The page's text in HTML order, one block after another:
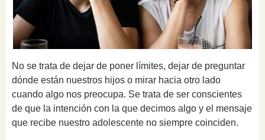
No se trata de dejar de poner límites, dejar de preguntar
dónde están nuestros hijos o mirar hacia otro lado
cuando algo nos preocupa. Se trata de ser conscientes
de que la intención con la que decimos algo y el mensaje
que recibe nuestro adolescente no siempre coinciden.